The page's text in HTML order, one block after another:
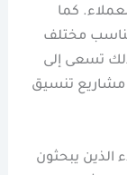
كما
مختلف
تسعى إلى
تنسيق
الذين يبحثون